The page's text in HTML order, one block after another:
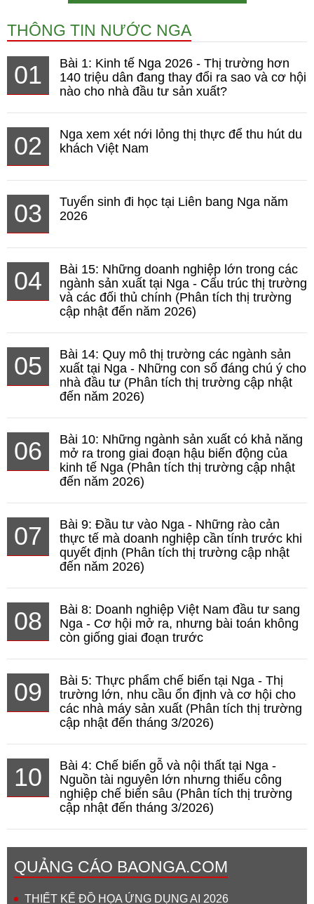
THÔNG TIN NƯỚC NGA
01
Bài 1: Kinh tế Nga 2026 - Thị trường hơn
140 triệu dân đang thay đổi ra sao và cơ hội
nào cho nhà đầu tư sản xuất?
02
Nga xem xét nới lỏng thị thực để thu hút du
khách Việt Nam
03
Tuyển sinh đi học tại Liên bang Nga năm
2026
04
Bài 15: Những doanh nghiệp lớn trong các
ngành sản xuất tại Nga - Cấu trúc thị trường
và các đối thủ chính (Phân tích thị trường
cập nhật đến năm 2026)
05
Bài 14: Quy mô thị trường các ngành sản
xuất tại Nga - Những con số đáng chú ý cho
nhà đầu tư (Phân tích thị trường cập nhật
đến năm 2026)
06
Bài 10: Những ngành sản xuất có khả năng
mở ra trong giai đoạn hậu biến động của
kinh tế Nga (Phân tích thị trường cập nhật
đến năm 2026)
07
Bài 9: Đầu tư vào Nga - Những rào cản
thực tế mà doanh nghiệp cần tính trước khi
quyết định (Phân tích thị trường cập nhật
đến năm 2026)
08
Bài 8: Doanh nghiệp Việt Nam đầu tư sang
Nga - Cơ hội mở ra, nhưng bài toán không
còn giống giai đoạn trước
09
Bài 5: Thực phẩm chế biến tại Nga - Thị
trường lớn, nhu cầu ổn định và cơ hội cho
các nhà máy sản xuất (Phân tích thị trường
cập nhật đến tháng 3/2026)
10
Bài 4: Chế biến gỗ và nội thất tại Nga -
Nguồn tài nguyên lớn nhưng thiếu công
nghiệp chế biến sâu (Phân tích thị trường
cập nhật đến tháng 3/2026)
QUẢNG CÁO BAONGA.COM
THIẾT KẾ ĐỒ HỌA ỨNG DỤNG AI 2026